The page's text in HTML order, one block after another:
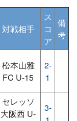
対戦相手
ス
コ
ア
備
考
松本山雅
FC U-15
2-
1
セレッソ
大阪西 U-
3-